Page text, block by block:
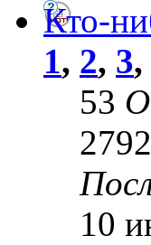
Кто-
1, 2, 3,
53
10